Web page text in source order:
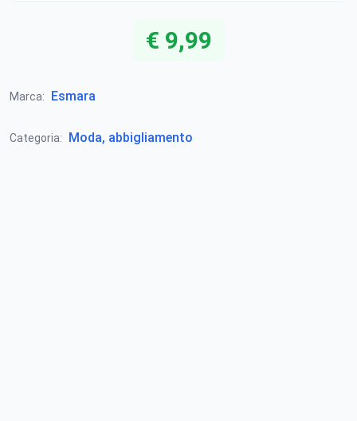
€ 9,99
Marca: Esmara
Categoria: Moda, abbigliamento